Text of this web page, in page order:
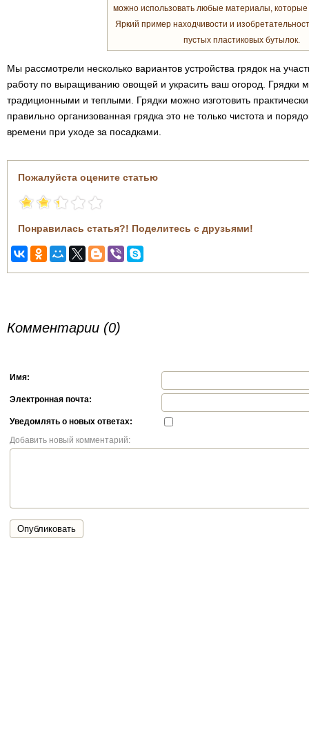
можно использовать любые материалы, которые
Яркий пример находчивости и
пустых пластиковых бутылок.
Мы рассмотрели несколько вариантов устройства грядок на
работу по выращиванию овощей и украсить ваш огород. Грядки
традиционными и теплыми. Грядки можно изготовить
правильно организованная грядка это не только чистота и
времени при уходе за посадками.
Пожалуйста оцените статью
Понравилась статья?! Поделитесь с друзьями!
Комментарии (0)
Имя:
Электронная почта:
Уведомлять о новых ответах:
Добавить новый комментарий:
Опубликовать